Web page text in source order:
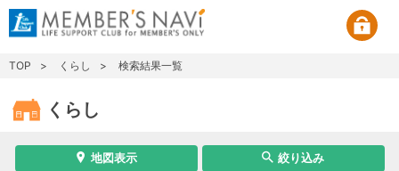
TOP くらし 検索結果一覧
くらし
地図表示 絞り込み